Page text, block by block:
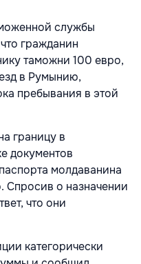
службы
гражданин
таможни 100 евро,
в Румынию,
пребывания в этой
границу в
документов
молдаванина
Спросив о назначении
что они
категорически